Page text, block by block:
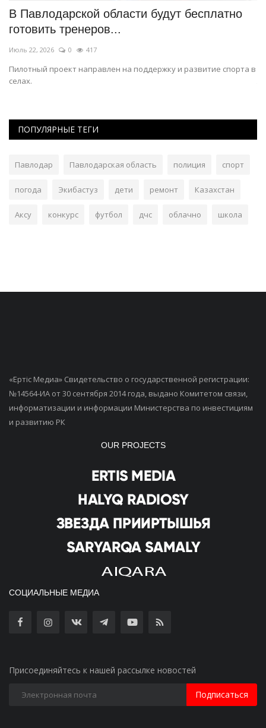
В Павлодарской области будут бесплатно
готовить тренеров...
Июль 22, 2026 0 417
Пилотный проект направлен на поддержку и развитие спорта в
селах.
ПОПУЛЯРНЫЕ ТЕГИ
Павлодар Павлодарская область полиция спорт
погода Экибастуз дети ремонт Казахстан
Аксу конкурс футбол дчс облачно школа
«Ертiс Медиа» Свидетельство о государственной регистрации:
№14564-ИА от 30 сентября 2014 года, выдано Комитетом связи,
информатизации и информации Министерства по инвестициям
и развитию РК
OUR PROJECTS
СОЦИАЛЬНЫЕ МЕДИА
Присоединяйтесь к нашей рассылке новостей
Подписаться